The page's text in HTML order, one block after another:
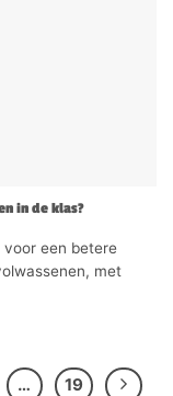
in de klas?
voor een betere
met
… 19